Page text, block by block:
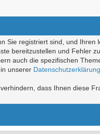
registriert sind, und
bereitzustellen und Fehler
auch die spezifischen
unserer Datenschutzerklärung
dass Ihnen diese